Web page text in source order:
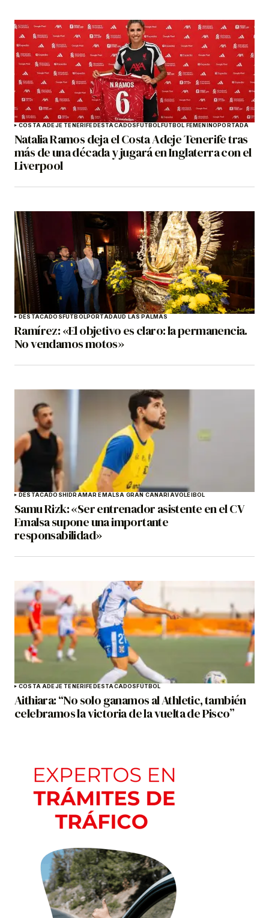
COSTA ADEJE TENERIFEDESTACADOSFÚTBOLFÚTBOL FEMENINOPORTADA
Natalia Ramos deja el Costa Adeje Tenerife tras
más de una década y jugará en Inglaterra con el
Liverpool
DESTACADOSFÚTBOLPORTADAUD LAS PALMAS
Ramírez: «El objetivo es claro: la permanencia.
No vendamos motos»
DESTACADOSHIDRAMAR EMALSA GRAN CANARIAVOLEIBOL
Samu Rizk: «Ser entrenador asistente en el CV
Emalsa supone una importante
responsabilidad»
COSTA ADEJE TENERIFEDESTACADOSFÚTBOL
Aithiara: “No solo ganamos al Athletic, también
celebramos la victoria de la vuelta de Pisco”